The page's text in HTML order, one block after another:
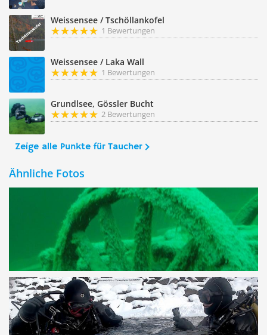
Weissensee / Tschöllankofel
1 Bewertungen
Weissensee / Laka Wall
1 Bewertungen
Grundlsee, Gössler Bucht
2 Bewertungen
Zeige alle Punkte für Taucher
Ähnliche Fotos